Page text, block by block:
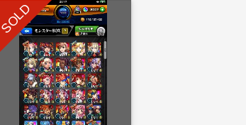
SOLD